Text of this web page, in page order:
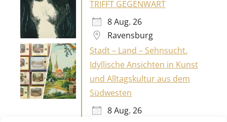
Stadt – Land – Sehnsucht.
Idyllische Ansichten in Kunst
und Alltagskultur aus dem
Südwesten
8 Aug. 26
Kornwestheim
»UNORDNUNG« –
Fotosommer Stuttgart